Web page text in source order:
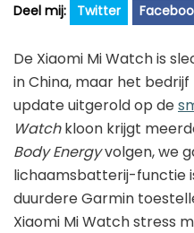
Huawei
Samsung
Suunto
Wahoo
Withings
Xiaomi
Training
Contact
Twitter
De Xiaomi Mi Watch is
in China, maar het
update uitgerold op de
Watchkloon krijgt
Body Energyvolgen, we
lichaamsbatterij-functie
duurdere Garmin
Xiaomi Mi Watch stress